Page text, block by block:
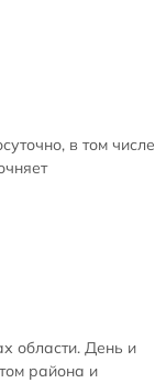
в том числе
области. День и
района и